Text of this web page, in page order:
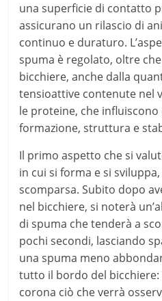
una superficie di contatto
assicurano un rilascio di
continuo e duraturo.
spuma è regolato, oltre
bicchiere, anche dalla
tensioattive contenute nel
le proteine, che
formazione, struttura e
Il primo aspetto che si
in cui si forma e si
scomparsa. Subito dopo
nel bicchiere, si noterà
di spuma che tenderà a
pochi secondi, lasciando
una spuma meno
tutto il bordo del
corona ciò che verrà